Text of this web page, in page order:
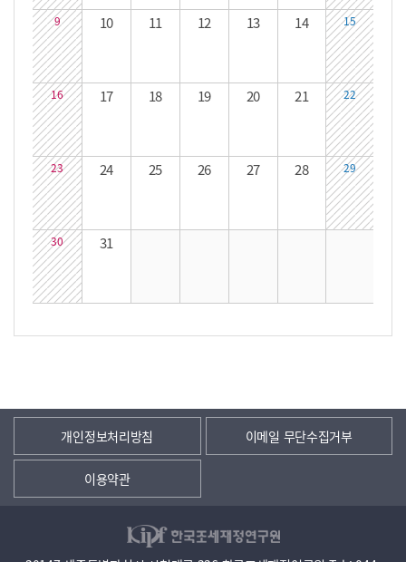
9 10 11 12 13 14 15
16 17 18 19 20 21 22
23 24 25 26 27 28 29
30 31
개인정보처리방침 이메일 무단수집거부
이용약관